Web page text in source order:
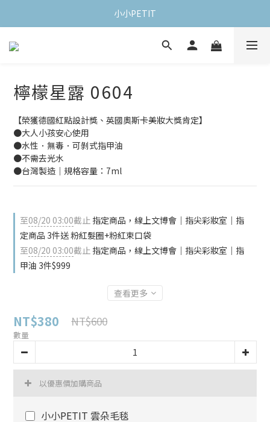
小小PETIT
檸檬星露 0604
【榮獲德國紅點設計獎、英國奧斯卡美妝大獎肯定】
●大人小孩安心使用
●水性．無毒．可剝式指甲油
●不需去光水
●台灣製造｜規格容量：7ml
至08/20 03:00截止 指定商品，線上文博會｜指尖彩妝室｜指
定商品 3件送 粉紅髮圈+粉紅束口袋
至08/20 03:00截止 指定商品，線上文博會｜指尖彩妝室｜指
甲油 3件$999
查看更多
NT$380 NT$600
數量
以優惠價加購商品
小小PETIT 雲朵毛毯